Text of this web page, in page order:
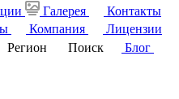
Галерея
Контакты
Компания
Лицензии
Регион Поиск
Блог